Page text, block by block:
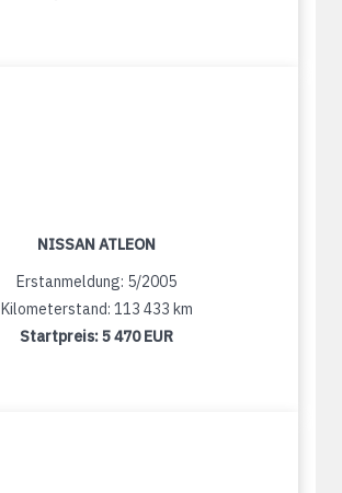
NISSAN ATLEON
Erstanmeldung: 5/2005
Kilometerstand: 113 433 km
Startpreis:5 470 EUR